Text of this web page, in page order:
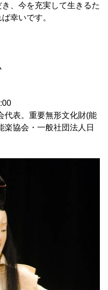
、今を充実して生きるた
幸いです。
代表。重要無形文化財(能
楽協会・一般社団法人日